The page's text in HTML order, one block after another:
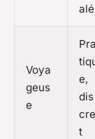
alé
Voya
geus
e
Pra
e,
dis
cre
t